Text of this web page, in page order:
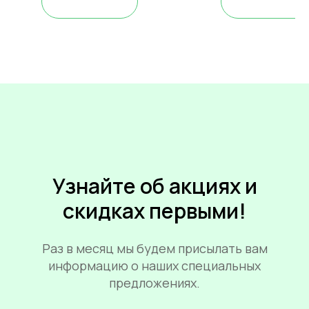
Узнайте об акциях и
скидках первыми!
Раз в месяц мы будем присылать вам
информацию о наших специальных
предложениях.